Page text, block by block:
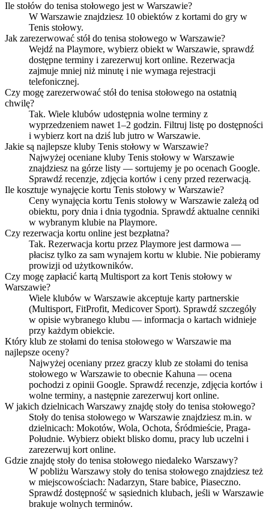
Ile stołów do tenisa stołowego jest w Warszawie?
W Warszawie znajdziesz 10 obiektów z kortami do gry w
Tenis stołowy.
Jak zarezerwować stół do tenisa stołowego w Warszawie?
Wejdź na Playmore, wybierz obiekt w Warszawie, sprawdź
dostępne terminy i zarezerwuj kort online. Rezerwacja
zajmuje mniej niż minutę i nie wymaga rejestracji
telefonicznej.
Czy mogę zarezerwować stół do tenisa stołowego na ostatnią
chwilę?
Tak. Wiele klubów udostępnia wolne terminy z
wyprzedzeniem nawet 1–2 godzin. Filtruj listę po dostępności
i wybierz kort na dziś lub jutro w Warszawie.
Jakie są najlepsze kluby Tenis stołowy w Warszawie?
Najwyżej oceniane kluby Tenis stołowy w Warszawie
znajdziesz na górze listy — sortujemy je po ocenach Google.
Sprawdź recenzje, zdjęcia kortów i ceny przed rezerwacją.
Ile kosztuje wynajęcie kortu Tenis stołowy w Warszawie?
Ceny wynajęcia kortu Tenis stołowy w Warszawie zależą od
obiektu, pory dnia i dnia tygodnia. Sprawdź aktualne cenniki
w wybranym klubie na Playmore.
Czy rezerwacja kortu online jest bezpłatna?
Tak. Rezerwacja kortu przez Playmore jest darmowa —
płacisz tylko za sam wynajem kortu w klubie. Nie pobieramy
prowizji od użytkowników.
Czy mogę zapłacić kartą Multisport za kort Tenis stołowy w
Warszawie?
Wiele klubów w Warszawie akceptuje karty partnerskie
(Multisport, FitProfit, Medicover Sport). Sprawdź szczegóły
w opisie wybranego klubu — informacja o kartach widnieje
przy każdym obiekcie.
Który klub ze stołami do tenisa stołowego w Warszawie ma
najlepsze oceny?
Najwyżej oceniany przez graczy klub ze stołami do tenisa
stołowego w Warszawie to obecnie Kahuna — ocena
pochodzi z opinii Google. Sprawdź recenzje, zdjęcia kortów i
wolne terminy, a następnie zarezerwuj kort online.
W jakich dzielnicach Warszawy znajdę stoły do tenisa stołowego?
Stoły do tenisa stołowego w Warszawie znajdziesz m.in. w
dzielnicach: Mokotów, Wola, Ochota, Śródmieście, Praga-
Południe. Wybierz obiekt blisko domu, pracy lub uczelni i
zarezerwuj kort online.
Gdzie znajdę stoły do tenisa stołowego niedaleko Warszawy?
W pobliżu Warszawy stoły do tenisa stołowego znajdziesz też
w miejscowościach: Nadarzyn, Stare babice, Piaseczno.
Sprawdź dostępność w sąsiednich klubach, jeśli w Warszawie
brakuje wolnych terminów.